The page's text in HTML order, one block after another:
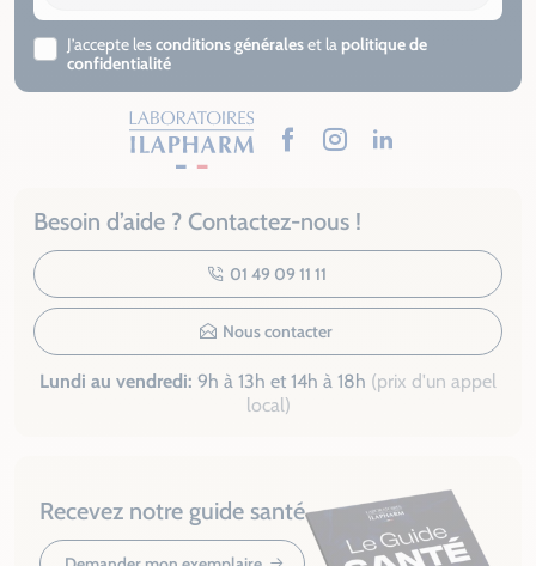
J’accepte lesconditions généraleset la politique de
confidentialité
Besoin d’aide ? Contactez-nous !
01 49 09 11 11
Nous contacter
Lundi au vendredi: 9h à 13h et 14h à 18h (prix d'un appel
local)
FacebookInstagramLinkedIn
Recevez notre guide santé